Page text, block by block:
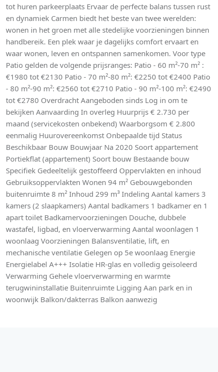
tot huren parkeerplaats Ervaar de perfecte balans tussen rust
en dynamiek Carmen biedt het beste van twee werelden:
wonen in het groen met alle stedelijke voorzieningen binnen
handbereik. Een plek waar je dagelijks comfort ervaart en
waar wonen, leven en ontspannen samenkomen. Voor type
Patio gelden de volgende prijsranges: Patio - 60 m²-70 m² :
€1980 tot €2130 Patio - 70 m²-80 m²: €2250 tot €2400 Patio
- 80 m²-90 m²: €2560 tot €2710 Patio - 90 m²-100 m²: €2490
tot €2780 Overdracht Aangeboden sinds Log in om te
bekijken Aanvaarding In overleg Huurprijs € 2.730 per
maand (servicekosten onbekend) Waarborgsom € 2.800
eenmalig Huurovereenkomst Onbepaalde tijd Status
Beschikbaar Bouw Bouwjaar Na 2020 Soort appartement
Portiekflat (appartement) Soort bouw Bestaande bouw
Specifiek Gedeeltelijk gestoffeerd Oppervlakten en inhoud
Gebruiksoppervlakten Wonen 94 m² Gebouwgebonden
buitenruimte 8 m² Inhoud 299 m³ Indeling Aantal kamers 3
kamers (2 slaapkamers) Aantal badkamers 1 badkamer en 1
apart toilet Badkamervoorzieningen Douche, dubbele
wastafel, ligbad, en vloerverwarming Aantal woonlagen 1
woonlaag Voorzieningen Balansventilatie, lift, en
mechanische ventilatie Gelegen op 5e woonlaag Energie
Energielabel A+++ Isolatie HR-glas en volledig geïsoleerd
Verwarming Gehele vloerverwarming en warmte
terugwininstallatie Buitenruimte Ligging Aan park en in
woonwijk Balkon/dakterras Balkon aanwezig